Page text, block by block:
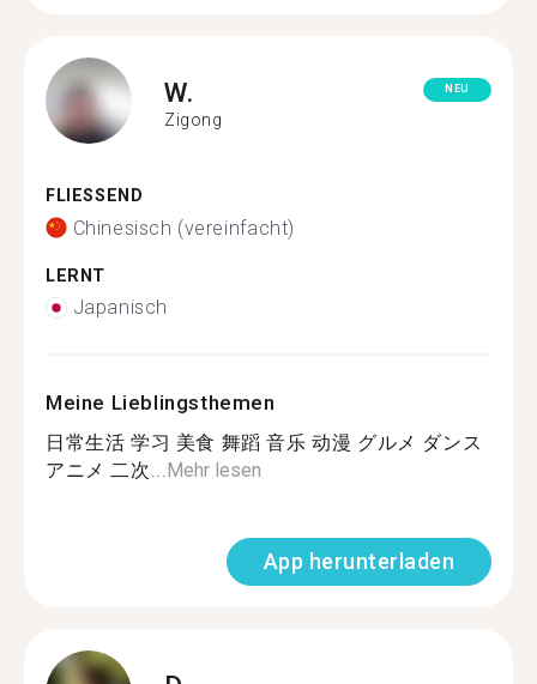
W.
Zigong
NEU
FLIESSEND
Chinesisch (vereinfacht)
LERNT
Japanisch
Meine Lieblingsthemen
日常生活 学习 美食 舞蹈 音乐 动漫 グルメ ダンス
アニメ 二次...Mehr lesen
App herunterladen